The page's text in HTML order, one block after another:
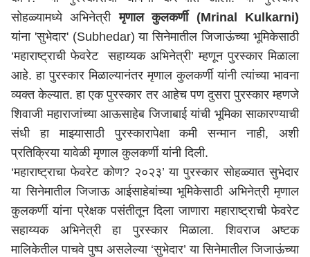
सोहळ्यामध्ये अभिनेत्रीमृणाल कुलकर्णी (Mrinal Kulkarni)
यांना 'सुभेदार' (Subhedar) या सिनेमातील जिजाऊंच्या भूमिकेसाठी
‘महाराष्ट्राची फेवरेट सहाय्यक अभिनेत्री’ म्हणून पुरस्कार मिळाला
आहे. हा पुरस्कार मिळाल्यानंतर मृणाल कुलकर्णी यांनी त्यांच्या भावना
व्यक्त केल्यात. हा एक पुरस्कार तर आहेच पण दुसरा पुरस्कार म्हणजे
शिवाजी महाराजांच्या आऊसाहेब जिजाबाई यांची भूमिका साकारण्याची
संधी हा माझ्यासाठी पुरस्कारापेक्षा कमी सन्मान नाही, अशी
प्रतिक्रिया यावेळी मृणाल कुलकर्णी यांनी दिली.
‘महाराष्ट्राचा फेवरेट कोण? २०२३’ या पुरस्कार सोहळ्यात सुभेदार
या सिनेमातील जिजाऊ आईसाहेबांच्या भूमिकेसाठी अभिनेत्री मृणाल
कुलकर्णी यांना प्रेक्षक पसंतीतून दिला जाणारा महाराष्ट्राची फेवरेट
सहाय्यक अभिनेत्री हा पुरस्कार मिळाला. शिवराज अष्टक
मालिकेतील पाचवे पुष्प असलेल्या ‘सुभेदार’ या सिनेमातील जिजाऊंच्या